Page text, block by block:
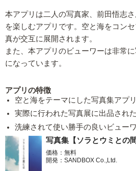
本アプリは二人の写真家、前田悟志
を楽しむアプリです。空と海をコン
真が交互に展開されます。
また、本アプリのビューワーは非常
になっています。
アプリの特徴
空と海をテーマにした写真集アプリ
実際に行われた写真展に出品され
洗練されて使い勝手の良いビュー
写真集【ソラとウミとの間
価格：無料
開発：SANDBOX Co.,Ltd.